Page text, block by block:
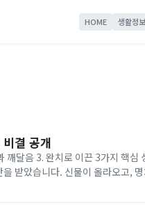
HOME 생활정보
결 공개
음 3. 완치로 이끈 3가지 핵심 성분 3
받았습니다. 신물이 올라오고,